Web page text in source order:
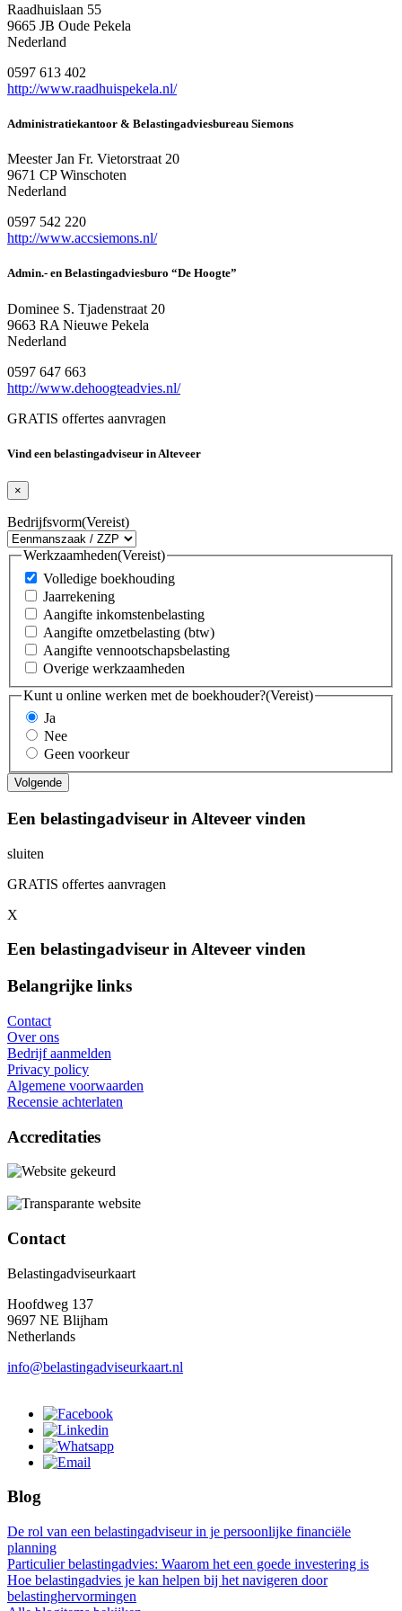
Raadhuislaan 55
9665 JB Oude Pekela
Nederland
0597 613 402
http://www.raadhuispekela.nl/
Administratiekantoor & Belastingadviesbureau Siemons
Meester Jan Fr. Vietorstraat 20
9671 CP Winschoten
Nederland
0597 542 220
http://www.accsiemons.nl/
Admin.- en Belastingadviesburo “De Hoogte”
Dominee S. Tjadenstraat 20
9663 RA Nieuwe Pekela
Nederland
0597 647 663
http://www.dehoogteadvies.nl/
GRATIS offertes aanvragen
Vind een belastingadviseur in Alteveer
×
Bedrijfsvorm(Vereist)
Werkzaamheden(Vereist)
Volledige boekhouding
Jaarrekening
Aangifte inkomstenbelasting
Aangifte omzetbelasting (btw)
Aangifte vennootschapsbelasting
Overige werkzaamheden
Kunt u online werken met de boekhouder?(Vereist)
Ja
Nee
Geen voorkeur
Een belastingadviseur in Alteveer vinden
sluiten
GRATIS offertes aanvragen
X
Een belastingadviseur in Alteveer vinden
Belangrijke links
Contact
Over ons
Bedrijf aanmelden
Privacy policy
Algemene voorwaarden
Recensie achterlaten
Accreditaties
Contact
Belastingadviseurkaart
Hoofdweg 137
9697 NE Blijham
Netherlands
info@belastingadviseurkaart.nl
Blog
De rol van een belastingadviseur in je persoonlijke financiële
planning
Particulier belastingadvies: Waarom het een goede investering is
Hoe belastingadvies je kan helpen bij het navigeren door
belastinghervormingen